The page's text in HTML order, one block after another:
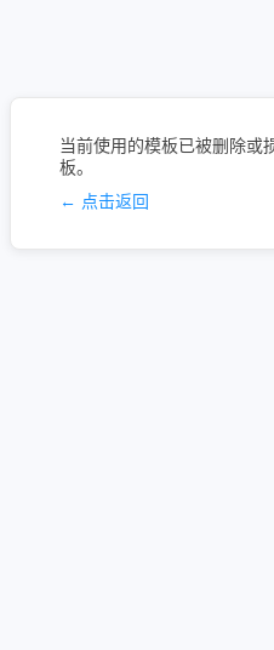
当前使用的模板已被删除或
板。
← 点击返回